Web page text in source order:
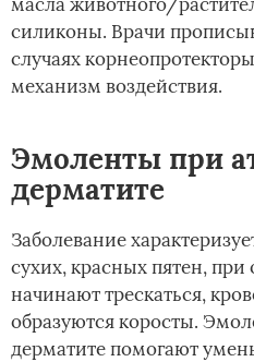
силиконы. Врачи
случаях
механизм воздействия.
Эмоленты при
дерматите
Заболевание
сухих, красных пятен, при
начинают трескаться,
образуются коросты.
дерматите помогают